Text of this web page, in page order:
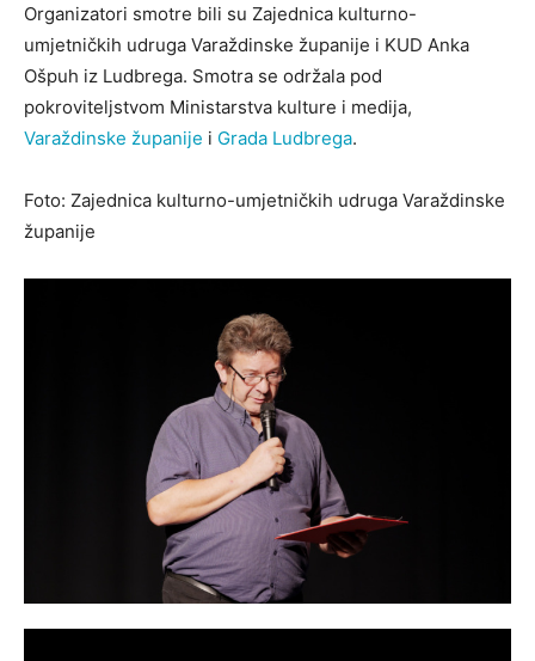
Organizatori smotre bili su Zajednica kulturno-
umjetničkih udruga Varaždinske županije i KUD Anka
Ošpuh iz Ludbrega. Smotra se održala pod
pokroviteljstvom Ministarstva kulture i medija,
Varaždinske županije i Grada Ludbrega.
Foto: Zajednica kulturno-umjetničkih udruga Varaždinske
županije